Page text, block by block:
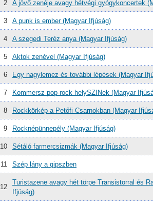
2 A jövő zenéje avagy hétvégi gyógykoncertek
3 A punk is ember (Magyar Ifjúság)
4 A szegedi Teréz anya (Magyar Ifjúság)
5 Aktok zenével (Magyar Ifjúság)
6 Egy nagylemez és további lépések (Magyar
7 Kommersz pop-rock helySZINek (Magyar
8 Rockkörkép a Petőfi Csarnokban (Magyar
9 Rocknépünnepély (Magyar Ifjúság)
10 Sétáló farmercsizmák (Magyar Ifjúság)
11 Szép lány a gipszben
12
Turistazene avagy hét törpe Transistorral és
Ifjúság)